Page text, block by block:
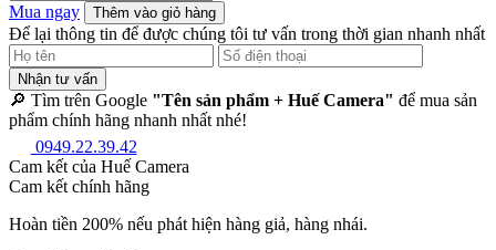
Mua ngay
Thêm vào giỏ hàng
Để lại thông tin để được chúng tôi tư vấn trong thời gian nhanh nhất
Nhận tư vấn
🔎 Tìm trên Google "Tên sản phẩm + Huế Camera" để mua sản
phẩm chính hãng nhanh nhất nhé!
0949.22.39.42
Cam kết của Huế Camera
Cam kết chính hãng
Hoàn tiền 200% nếu phát hiện hàng giả, hàng nhái.